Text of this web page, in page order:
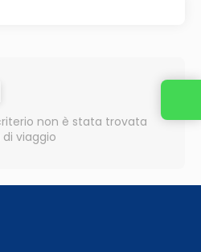
non è stata trovata
viaggio